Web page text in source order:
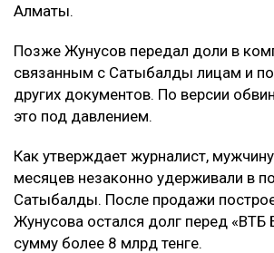
Алматы.
Позже Жунусов передал доли в
связанным с Сатыбалды лицам и
других документов. По версии
это под давлением.
Как утверждает журналист,
месяцев незаконно удерживали в
Сатыбалды. После продажи
Жунусова остался долг перед «ВТБ
сумму более 8 млрд тенге.